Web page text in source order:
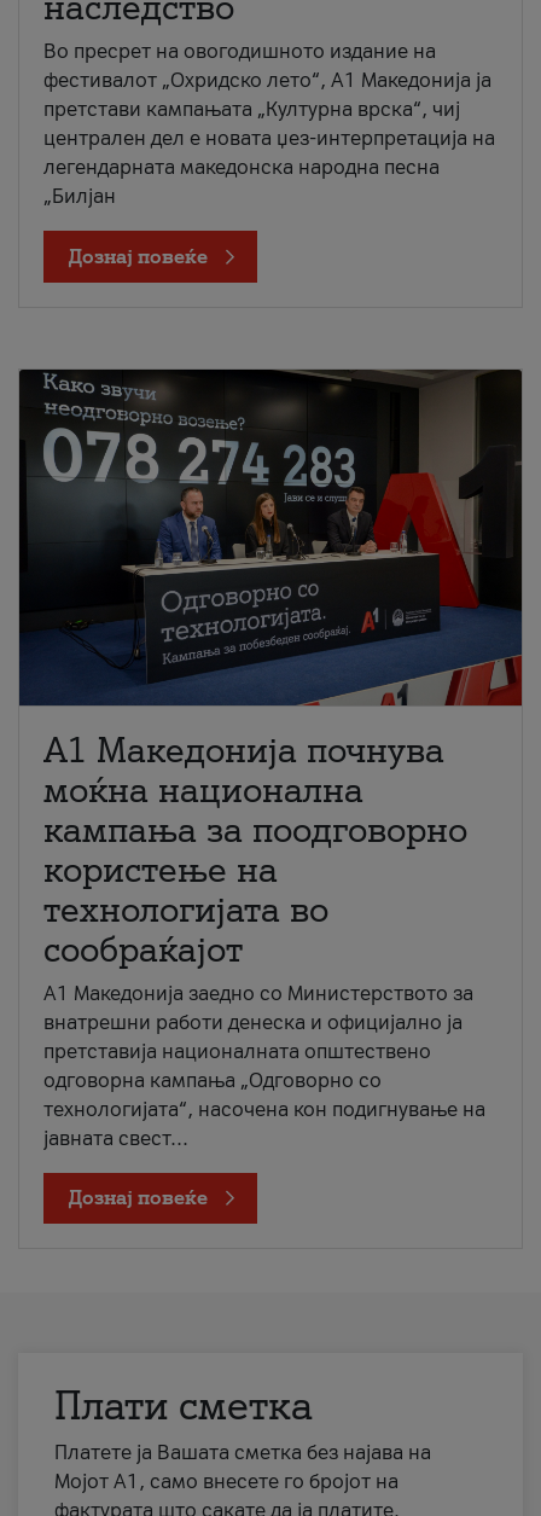
Во пресрет на овогодишното издание на
фестивалот „Охридско лето“, А1 Македонија ја
претстави кампањата „Културна врска“, чиј
централен дел е новата џез-интерпретација на
легендарната македонска народна песна
„Билјан
Дознај повеќе
A1 Македонија почнува
моќна национална
кампања за поодговорно
користење на
технологијата во
сообраќајот
A1 Македонија заедно со Министерството за
внатрешни работи денеска и официјално ја
претставија националната општествено
одговорна кампања „Одговорно со
технологијата“, насочена кон подигнување на
јавната свест...
Дознај повеќе
Плати сметка
Платете ја Вашата сметка без најава на
Мојот А1, само внесете го бројот на
фактурата што сакате да ја платите.